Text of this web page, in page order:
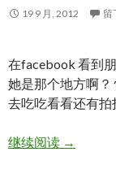
19 9 月, 2012 留
在facebook 看到
她是那个地方啊
去吃吃看看还有拍
继续阅读【
→